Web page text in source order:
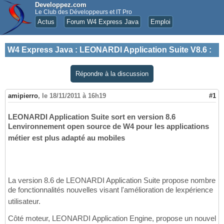
Developpez.com
Le Club des Développeurs et IT Pro
Actus Forum W4 Express Java Emploi
W4 Express Java : LEONARDI Application Suite V8.6 :
Répondre à la discussion
amipierro, le 18/11/2011 à 16h19 #1
LEONARDI Application Suite sort en version 8.6
Lenvironnement open source de W4 pour les applications
métier est plus adapté au mobiles
La version 8.6 de LEONARDI Application Suite propose nombre
de fonctionnalités nouvelles visant l'amélioration de lexpérience
utilisateur.
Côté moteur, LEONARDI Application Engine, propose un nouvel